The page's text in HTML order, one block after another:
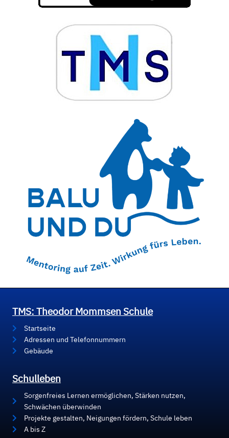
TMS: Theodor Mommsen Schule
Startseite
Adressen und Telefonnummern
Gebäude
Schulleben
Sorgenfreies Lernen ermöglichen, Stärken nutzen,
Schwächen überwinden
Projekte gestalten, Neigungen fördern, Schule leben
A bis Z